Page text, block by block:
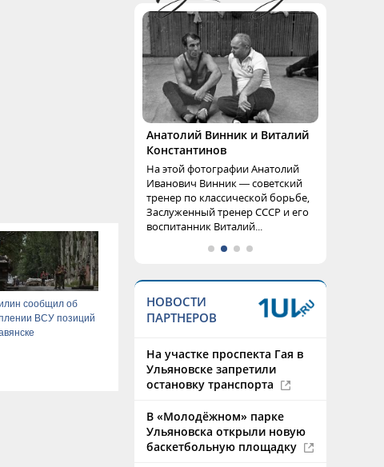
сообщил об
ВСУ позиций
Анатолий Винник и Виталий
Константинов
На этой фотографии Анатолий
Иванович Винник — советский
тренер по классической борьбе,
Заслуженный тренер СССР и его
воспитанник Виталий...
НОВОСТИ
ПАРТНЕРОВ
На участке проспекта Гая в
Ульяновске запретили
остановку транспорта
В «Молодёжном» парке
Ульяновска открыли новую
баскетбольную площадку